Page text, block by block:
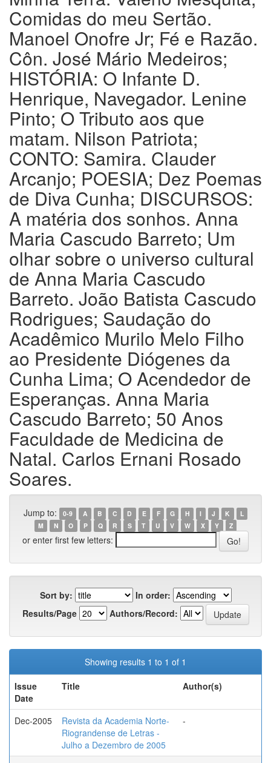
Comidas do meu Sertão.
Manoel Onofre Jr; Fé e Razão.
Côn. José Mário Medeiros;
HISTÓRIA: O Infante D.
Henrique, Navegador. Lenine
Pinto; O Tributo aos que
matam. Nilson Patriota;
CONTO: Samira. Clauder
Arcanjo; POESIA; Dez Poemas
de Diva Cunha; DISCURSOS:
A matéria dos sonhos. Anna
Maria Cascudo Barreto; Um
olhar sobre o universo cultural
de Anna Maria Cascudo
Barreto. João Batista Cascudo
Rodrigues; Saudação do
Acadêmico Murilo Melo Filho
ao Presidente Diógenes da
Cunha Lima; O Acendedor de
Esperanças. Anna Maria
Cascudo Barreto; 50 Anos
Faculdade de Medicina de
Natal. Carlos Ernani Rosado
Soares.
Jump to: 0-9 A B C D E F G H I J K
L
M
N O P Q R S T U V W X Y Z
or enter first few letters:
Sort by:
In order:
Results/Page
Authors/Record:
Showing results 1 to 1 of 1
Issue
Date
Title Author(s)
Dec-2005
Revista da Academia Norte-
Riograndense de Letras -
Julho a Dezembro de 2005
-